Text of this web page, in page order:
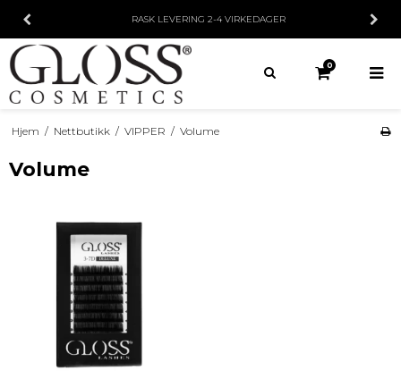
RASK LEVERING 2-4 VIRKEDAGER
0
Hjem / Nettbutikk / VIPPER / Volume
Volume